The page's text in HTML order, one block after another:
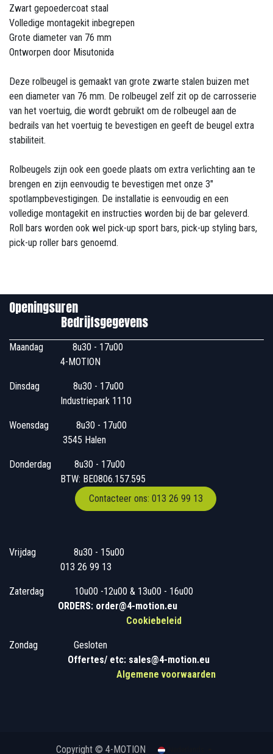
Zwart gepoedercoat staal
Volledige montagekit inbegrepen
Grote diameter van 76 mm
Ontworpen door Misutonida
Deze rolbeugel is gemaakt van grote zwarte stalen buizen met
een diameter van 76 mm. De rolbeugel zelf zit op de carrosserie
van het voertuig, die wordt gebruikt om de rolbeugel aan de
bedrails van het voertuig te bevestigen en geeft de beugel extra
stabiliteit.
Rolbeugels zijn ook een goede plaats om extra verlichting aan te
brengen en zijn eenvoudig te bevestigen met onze 3"
spotlampbevestigingen. De installatie is eenvoudig en een
volledige montagekit en instructies worden bij de bar geleverd.
Roll bars worden ook wel pick-up sport bars, pick-up styling bars,
pick-up roller bars genoemd.
Openingsuren
Bedrijfsgegevens
Maandag
​8u30 - 17u00
4-MOTION
Dinsdag
​8u30 - 17u00
Industriepark 1110
Woensdag
​​​ 8u30 - 17u00
3545 Halen
Donderdag
​​8u30 - 17u00
BTW: BE0806.157.595
Contacteer ons: 013 26 99 13
Vrijdag
​8u30 - 15u00
013 26 99 13
Zaterdag
​10u00 -12u00 & 13u00 - 16u00
ORDERS: order@4-motion.eu
Cookiebeleid
Zondag
​​Gesloten
Offertes/ etc: sales@4-motion.eu
Algemene voorwaarden
Copyright © 4-MOTION